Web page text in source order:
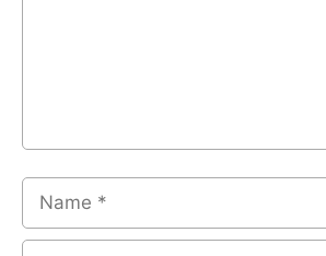
Name
Email